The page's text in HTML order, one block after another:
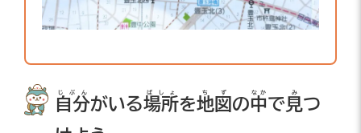
自分
じぶん
がいる場所
ばしょ
を地図
ちず
の中
なか
で見
み
つ